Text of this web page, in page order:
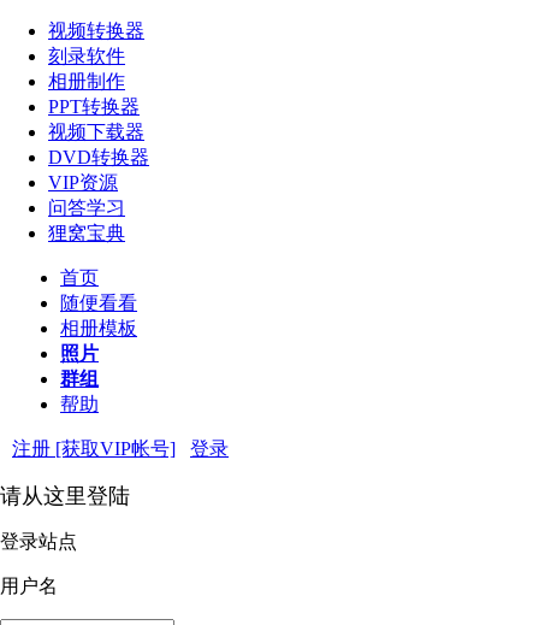
视频转换器
刻录软件
相册制作
PPT转换器
视频下载器
DVD转换器
VIP资源
问答学习
狸窝宝典
首页
随便看看
相册模板
照片
群组
帮助
注册 [获取VIP帐号] 登录
请从这里登陆
登录站点
用户名